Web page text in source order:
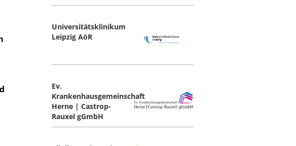
Universitätsklinikum
Leipzig AöR
Ev.
Krankenhausgemeinschaft
Herne | Castrop-
Rauxel gGmbH